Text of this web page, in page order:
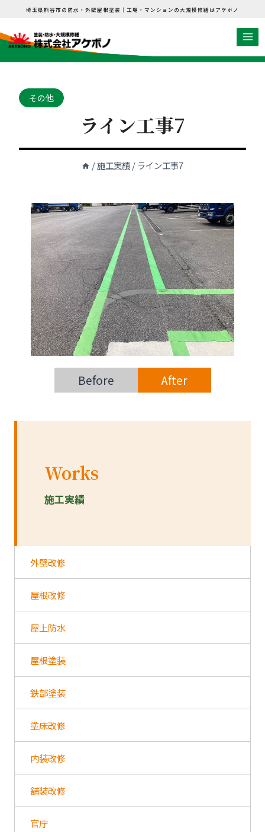
を
埼玉県熊谷市の防水・外壁屋根塗装｜工場・マンションの大規模修繕はアケボノ
その他
ライン工事7
/施工実績/ライン工事7
Before After
Works
施工実績
外壁改修
屋根改修
屋上防水
屋根塗装
鉄部塗装
塗床改修
内装改修
舗装改修
官庁